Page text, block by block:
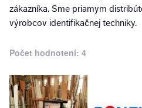
zákazníka. Sme priamym
výrobcov identifikačnej techniky.
Počet hodnotení: 4